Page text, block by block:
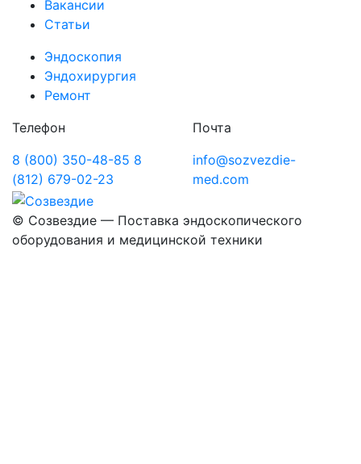
Вакансии
Статьи
Эндоскопия
Эндохирургия
Ремонт
Телефон
8 (800) 350-48-85 8
(812) 679-02-23
Почта
info@sozvezdie-
med.com
© Созвездие — Поставка эндоскопического
оборудования и медицинской техники